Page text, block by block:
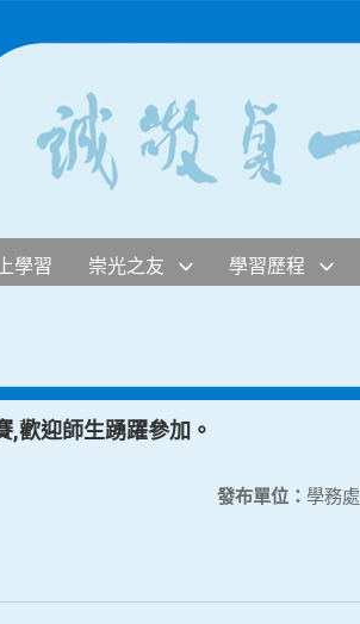
學習 崇光之友 學習歷程
,歡迎師生踴躍參加。
發布單位： 學務處